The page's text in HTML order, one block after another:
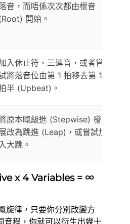
音，而唔係次次都由根音
開始。
入休止符、三連音，或者嘗
將落音位由第 1 拍移去第 1
半 (Upbeat)。
原本嘅級進 (Stepwise) 發
改為跳進 (Leap)，或嘗試加
入大跳。
x 4 Variables = ∞
旋律，只要你分別改變方
音程，你就可以衍生出幾十